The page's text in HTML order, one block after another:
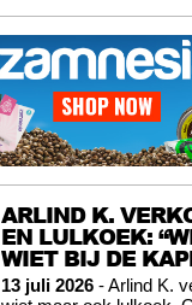
ARLIND K.
EN LULKOEK:
WIET BIJ DE
13 juli 2026 - Arlind K.